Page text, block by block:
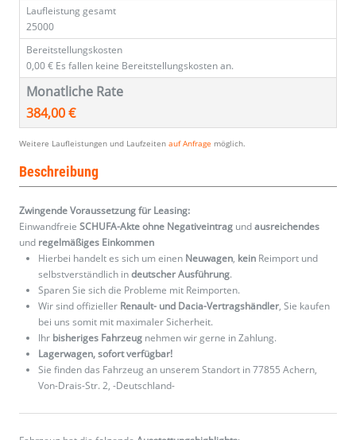
Laufleistung gesamt
25000
Bereitstellungskosten
0,00 € Es fallen keine Bereitstellungskosten an.
Monatliche Rate
384,00 €
Weitere Laufleistungen und Laufzeiten auf Anfrage möglich.
Beschreibung
Zwingende Voraussetzung für Leasing:
Einwandfreie SCHUFA-Akte ohne Negativeintrag undausreichendes
und regelmäßiges Einkommen
Hierbei handelt es sich um einen Neuwagen, kein Reimport und
selbstverständlich indeutscher Ausführung.
Sparen Sie sich die Probleme mit Reimporten.
Wir sind offizieller Renault- und Dacia-Vertragshändler, Sie kaufen
bei uns somit mit maximaler Sicherheit.
Ihr bisheriges Fahrzeug nehmen wir gerne in Zahlung.
Lagerwagen, sofort verfügbar!
Sie finden das Fahrzeug an unserem Standort in 77855 Achern,
Von-Drais-Str. 2, -Deutschland-